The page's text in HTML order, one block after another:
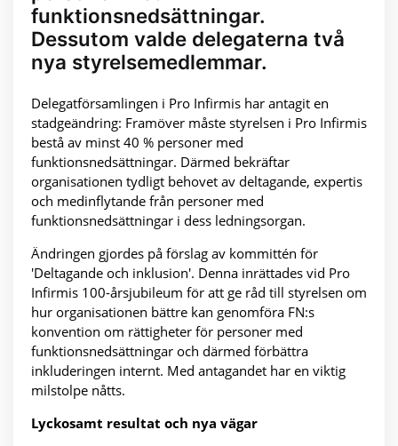
funktionsnedsättningar.
Dessutom valde delegaterna två
nya styrelsemedlemmar.
Delegatförsamlingen i Pro Infirmis har antagit en
stadgeändring: Framöver måste styrelsen i Pro Infirmis
bestå av minst 40 % personer med
funktionsnedsättningar. Därmed bekräftar
organisationen tydligt behovet av deltagande, expertis
och medinflytande från personer med
funktionsnedsättningar i dess ledningsorgan.
Ändringen gjordes på förslag av kommittén för
'Deltagande och inklusion'. Denna inrättades vid Pro
Infirmis 100-årsjubileum för att ge råd till styrelsen om
hur organisationen bättre kan genomföra FN:s
konvention om rättigheter för personer med
funktionsnedsättningar och därmed förbättra
inkluderingen internt. Med antagandet har en viktig
milstolpe nåtts.
Lyckosamt resultat och nya vägar